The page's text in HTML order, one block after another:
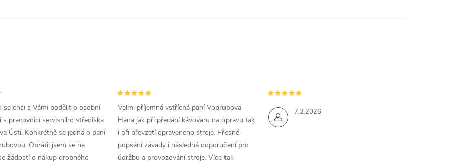
se chci s Vámi podělit o osobní
s pracovnicí servisního střediska
Ústí. Konkrétně se jedná o paní
Obrátil jsem se na
žádostí o nákup drobného
Velmi příjemná vstřícná paní Vobrubova
Hana jak při předání kávovaru na opravu tak
i při převzetí opraveneho stroje. Přesné
popsání závady i následná doporučení pro
údržbu a provozování stroje. Více tak
7.2.2026